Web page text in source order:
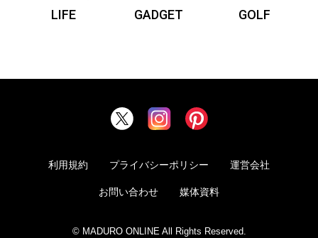
LIFE GADGET GOLF
利用規約 プライバシーポリシー 運営会社
お問い合わせ 媒体資料
© MADURO ONLINE All Rights Reserved.